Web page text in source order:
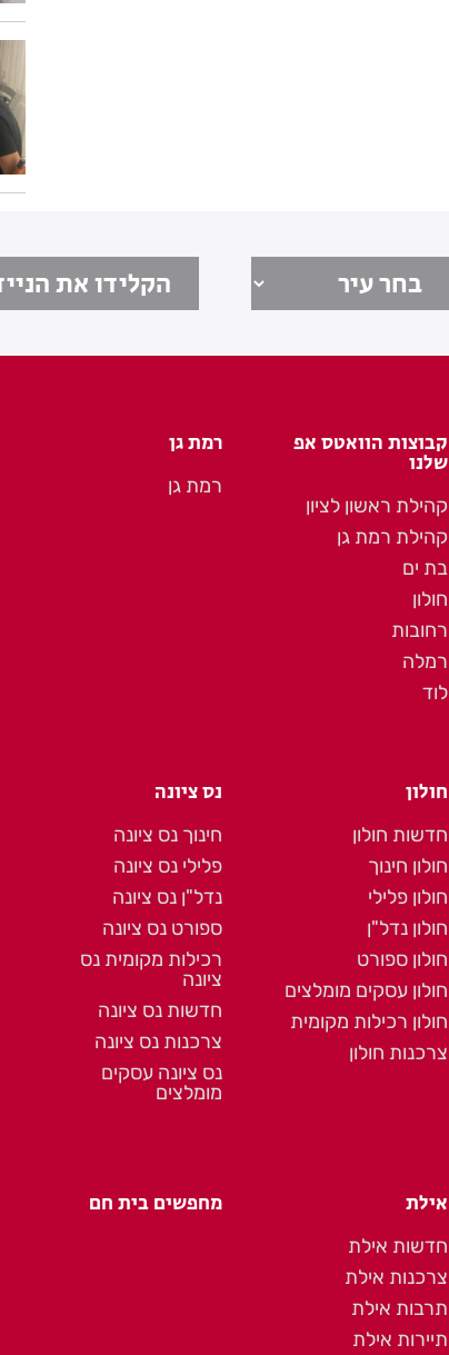
קבוצות הוואטס אפ
שלנו
קהילת ראשון לציון
קהילת רמת גן
בת ים
חולון
רחובות
רמלה
לוד
רמת גן
רמת גן
חולון
חדשות חולון
חולון חינוך
חולון פלילי
חולון נדל"ן
חולון ספורט
חולון עסקים מומלצים
חולון רכילות מקומית
צרכנות חולון
נס ציונה
חינוך נס ציונה
פלילי נס ציונה
נדל"ן נס ציונה
ספורט נס ציונה
רכילות מקומית נס
ציונה
חדשות נס ציונה
צרכנות נס ציונה
נס ציונה עסקים
מומלצים
אילת
חדשות אילת
צרכנות אילת
תרבות אילת
תיירות אילת
מחפשים בית חם